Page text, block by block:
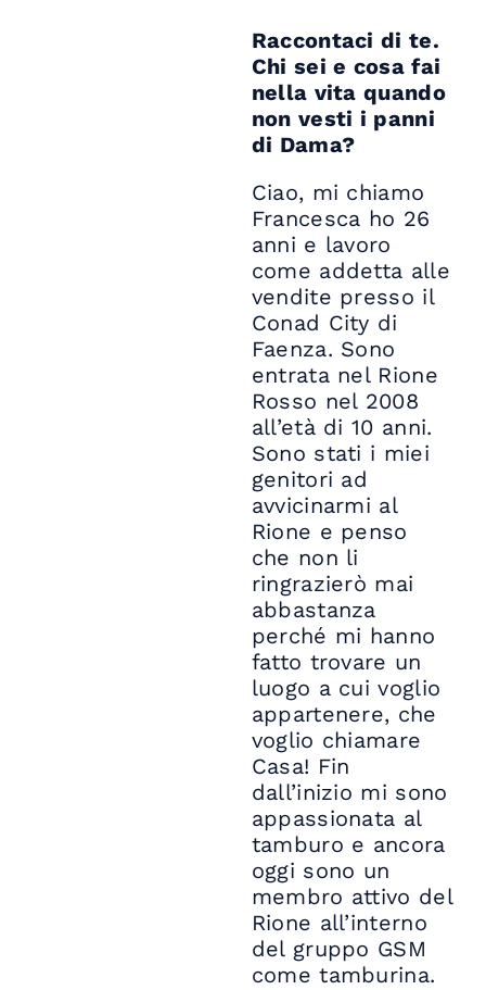
Raccontaci di te.
Chi sei e cosa fai
nella vita quando
non vesti i panni
di Dama?
Ciao, mi chiamo
Francesca ho 26
anni e lavoro
come addetta alle
vendite presso il
Conad City di
Faenza. Sono
entrata nel Rione
Rosso nel 2008
all’età di 10 anni.
Sono stati i miei
genitori ad
avvicinarmi al
Rione e penso
che non li
ringrazierò mai
abbastanza
perché mi hanno
fatto trovare un
luogo a cui voglio
appartenere, che
voglio chiamare
Casa! Fin
dall’inizio mi sono
appassionata al
tamburo e ancora
oggi sono un
membro attivo del
Rione all’interno
del gruppo GSM
come tamburina.